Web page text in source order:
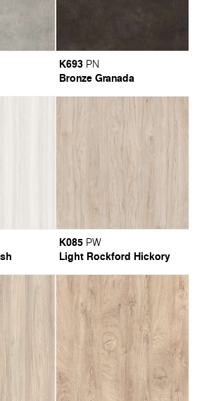
K693 PN
Bronze Granada
K085 PW
Light Rockford Hickory